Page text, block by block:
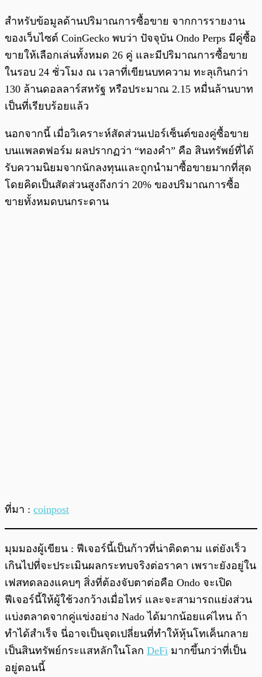
สำหรับข้อมูลด้านปริมาณการซื้อขาย จากการรายงาน
ของเว็บไซต์ CoinGecko พบว่า ปัจจุบัน Ondo Perps มีคู่ซื้อ
ขายให้เลือกเล่นทั้งหมด 26 คู่ และมีปริมาณการซื้อขาย
ในรอบ 24 ชั่วโมง ณ เวลาที่เขียนบทความ ทะลุเกินกว่า
130 ล้านดอลลาร์สหรัฐ หรือประมาณ 2.15 หมื่นล้านบาท
เป็นที่เรียบร้อยแล้ว
นอกจากนี้ เมื่อวิเคราะห์สัดส่วนเปอร์เซ็นต์ของคู่ซื้อขาย
บนแพลตฟอร์ม ผลปรากฏว่า “ทองคำ” คือ สินทรัพย์ที่ได้
รับความนิยมจากนักลงทุนและถูกนำมาซื้อขายมากที่สุด
โดยคิดเป็นสัดส่วนสูงถึงกว่า 20% ของปริมาณการซื้อ
ขายทั้งหมดบนกระดาน
ที่มา : coinpost
มุมมองผู้เขียน : ฟีเจอร์นี้เป็นก้าวที่น่าติดตาม แต่ยังเร็ว
เกินไปที่จะประเมินผลกระทบจริงต่อราคา เพราะยังอยู่ใน
เฟสทดลองแคบๆ สิ่งที่ต้องจับตาต่อคือ Ondo จะเปิด
ฟีเจอร์นี้ให้ผู้ใช้วงกว้างเมื่อไหร่ และจะสามารถแย่งส่วน
แบ่งตลาดจากคู่แข่งอย่าง Nado ได้มากน้อยแค่ไหน ถ้า
ทำได้สำเร็จ นี่อาจเป็นจุดเปลี่ยนที่ทำให้หุ้นโทเค็นกลาย
เป็นสินทรัพย์กระแสหลักในโลก DeFi มากขึ้นกว่าที่เป็น
อยู่ตอนนี้